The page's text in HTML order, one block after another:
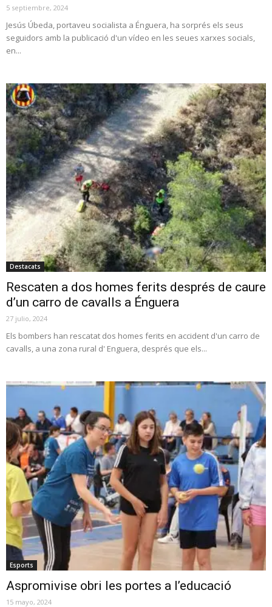
5 septiembre, 2024
Jesús Úbeda, portaveu socialista a Énguera, ha sorprés els seus
seguidors amb la publicació d'un vídeo en les seues xarxes socials,
en...
Destacats
Rescaten a dos homes ferits després de caure
d’un carro de cavalls a Énguera
27 julio, 2024
Els bombers han rescatat dos homes ferits en accident d'un carro de
cavalls, a una zona rural d' Enguera, després que els...
Esports
Aspromivise obri les portes a l’educació
15 mayo, 2024